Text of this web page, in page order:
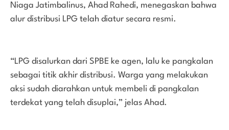
Niaga Jatimbalinus, Ahad Rahedi, menegaskan bahwa
alur distribusi LPG telah diatur secara resmi.
“LPG disalurkan dari SPBE ke agen, lalu ke pangkalan
sebagai titik akhir distribusi. Warga yang melakukan
aksi sudah diarahkan untuk membeli di pangkalan
terdekat yang telah disuplai,” jelas Ahad.